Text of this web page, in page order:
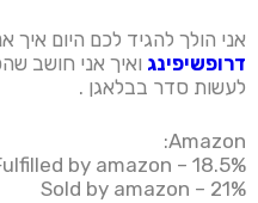
אני הולך להגיד לכם היום איך
דרופשיפינג ואיך אני חושב
לעשות סדר בבלאגן .
Amazon:
by amazon – 18.5%
Sold by amazon – 21%